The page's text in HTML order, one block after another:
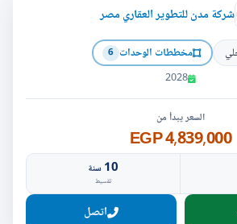
شركة مدن للتطوير العقاري مصر
مخططات الوحدات 6
2028
السعر يبدأ من
4,839,000 EGP
10 سنة
تقسيط
اتصل